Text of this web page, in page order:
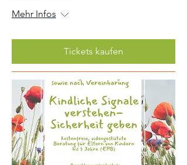
Mehr Infos
Tickets kaufen